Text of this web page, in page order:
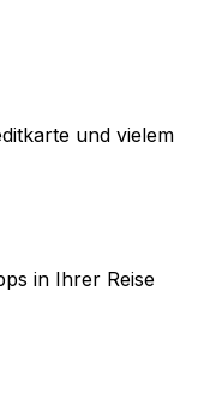
und vielem
in Ihrer Reise